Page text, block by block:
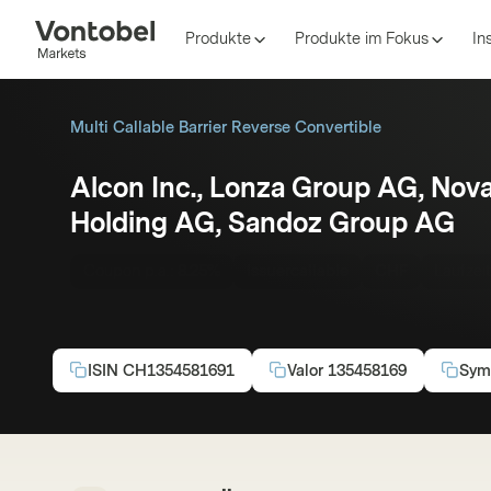
Produkte Produkte im Fokus
Multi Callable Barrier Reverse Convertible
Alcon Inc., Lonza Group AG,
Holding AG, Sandoz Group AG
ISIN CH1354581691 Valor 135458169